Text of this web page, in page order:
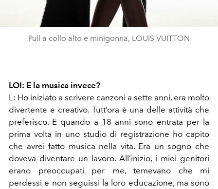
Pull a collo alto e minigonna, LOUIS VUITTON
LOI: E la musica invece?
L: Ho iniziato a scrivere canzoni a sette anni, era molto
divertente e creativo. Tutt’ora è una delle attività che
preferisco. E quando a 18 anni sono entrata per la
prima volta in uno studio di registrazione ho capito
che avrei fatto musica nella vita. Era un sogno che
doveva diventare un lavoro. All’inizio, i miei genitori
erano preoccupati per me, temevano che mi
perdessi e non seguissi la loro educazione, ma sono